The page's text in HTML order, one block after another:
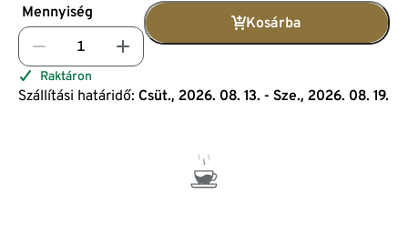
Mennyiség
Kosárba
Raktáron
Szállítási határidő: Csüt., 2026. 08. 13. - Sze., 2026. 08. 19.